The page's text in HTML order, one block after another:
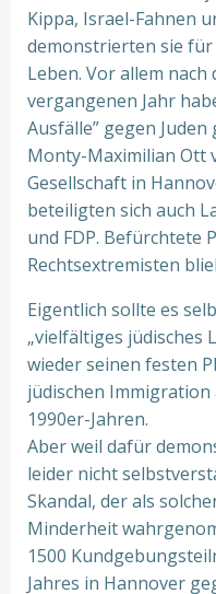
Kippa, Israel-Fahnen
demonstrierten sie
Leben. Vor allem nach
vergangenen Jahr
Ausfälle” gegen
Monty-Maximilian Ott
Gesellschaft in
beteiligten sich auch
und FDP. Befürchtete
Rechtsextremisten
Eigentlich sollte es
„vielfältiges jüdisches
wieder seinen festen
jüdischen Immigration
1990er-Jahren.
Aber weil dafür
leider nicht
Skandal, der als
Minderheit
1500
Jahres in Hannover